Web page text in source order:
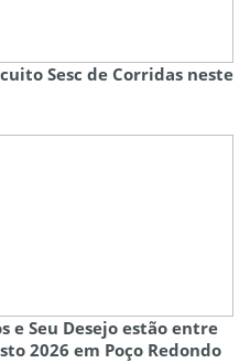
Sesc de Corridas neste
e Seu Desejo estão entre
2026 em Poço Redondo